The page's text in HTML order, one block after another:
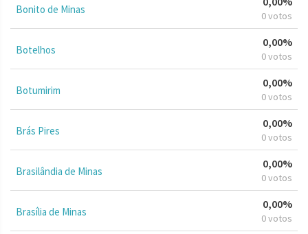
Bonito de Minas 0 votos
Botelhos
0,00%
0 votos
Botumirim
0,00%
0 votos
Brás Pires
0,00%
0 votos
Brasilândia de Minas
0,00%
0 votos
Brasília de Minas
0,00%
0 votos